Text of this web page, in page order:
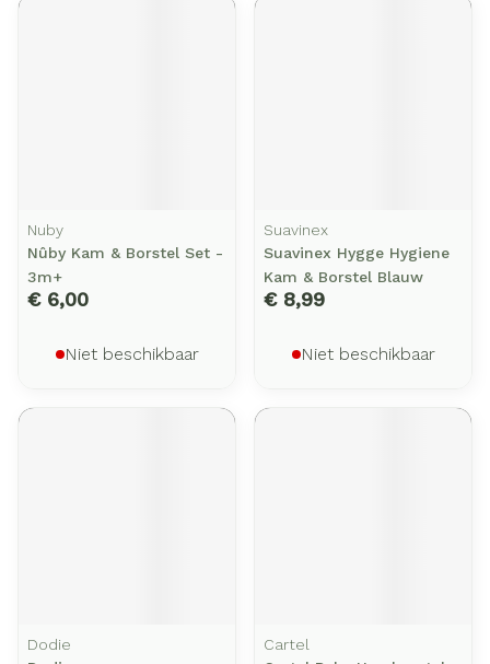
Nuby
Nûby Kam & Borstel Set -
3m+
€ 6,00
Niet beschikbaar
Suavinex
Suavinex Hygge Hygiene
Kam & Borstel Blauw
€ 8,99
Niet beschikbaar
Dodie
Cartel